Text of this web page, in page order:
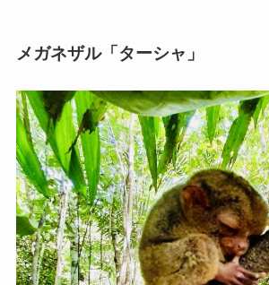
メガネザル「ターシャ」